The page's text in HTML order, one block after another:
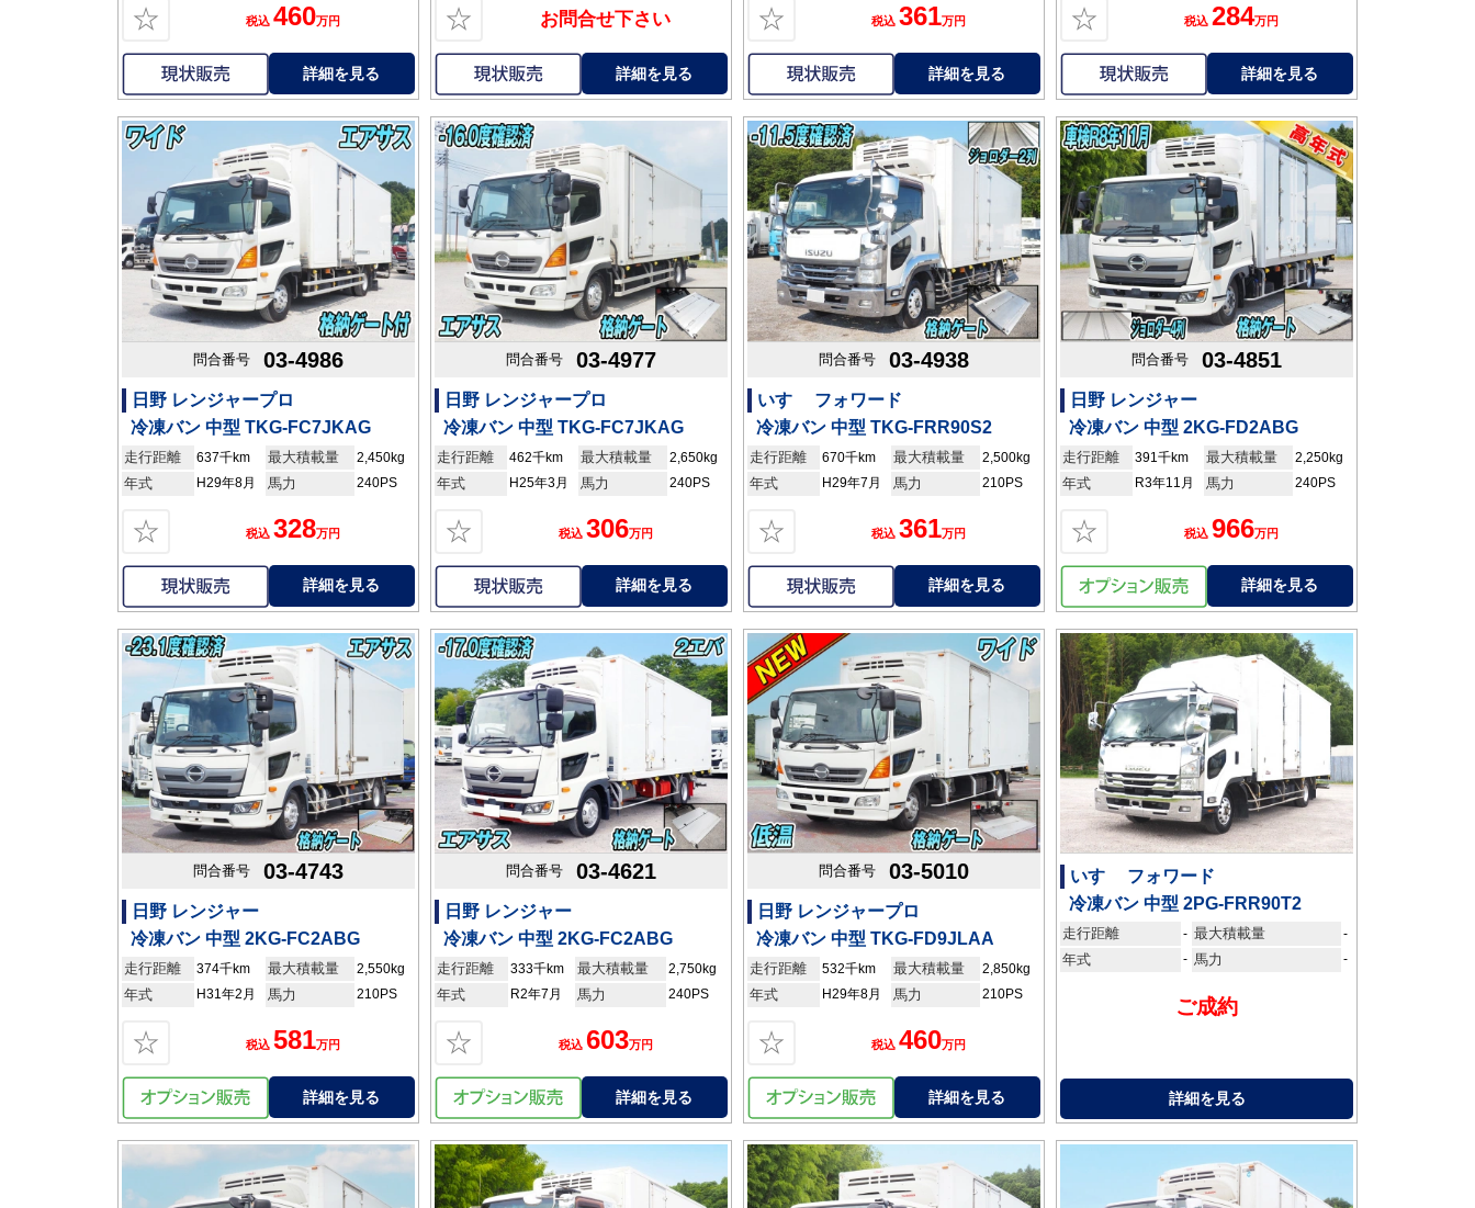
☆ 税込 460万円
詳細を見る
☆ お問合せ下さい
詳細を見る
☆ 税込 361万円
詳細を見る
☆ 税込 284万円
詳細を見る
問合番号 03-4986
日野 レンジャープロ
冷凍バン 中型 TKG-FC7JKAG
走行距離 637千km 最大積載量 2,450kg
年式 H29年8月 馬力 240PS
☆ 税込 328万円
詳細を見る
問合番号 03-4977
日野 レンジャープロ
冷凍バン 中型 TKG-FC7JKAG
走行距離 462千km 最大積載量 2,650kg
年式 H25年3月 馬力 240PS
☆ 税込 306万円
詳細を見る
問合番号 03-4938
いすゞ フォワード
冷凍バン 中型 TKG-FRR90S2
走行距離 670千km 最大積載量 2,500kg
年式 H29年7月 馬力 210PS
☆ 税込 361万円
詳細を見る
問合番号 03-4851
日野 レンジャー
冷凍バン 中型 2KG-FD2ABG
走行距離 391千km 最大積載量 2,250kg
年式 R3年11月 馬力 240PS
☆ 税込 966万円
詳細を見る
問合番号 03-4743
日野 レンジャー
冷凍バン 中型 2KG-FC2ABG
走行距離 374千km 最大積載量 2,550kg
年式 H31年2月 馬力 210PS
☆ 税込 581万円
詳細を見る
問合番号 03-4621
日野 レンジャー
冷凍バン 中型 2KG-FC2ABG
走行距離 333千km 最大積載量 2,750kg
年式 R2年7月 馬力 240PS
☆ 税込 603万円
詳細を見る
問合番号 03-5010
日野 レンジャープロ
冷凍バン 中型 TKG-FD9JLAA
走行距離 532千km 最大積載量 2,850kg
年式 H29年8月 馬力 210PS
☆ 税込 460万円
詳細を見る
いすゞ フォワード
冷凍バン 中型 2PG-FRR90T2
走行距離 - 最大積載量 -
年式 - 馬力 -
ご成約
詳細を見る